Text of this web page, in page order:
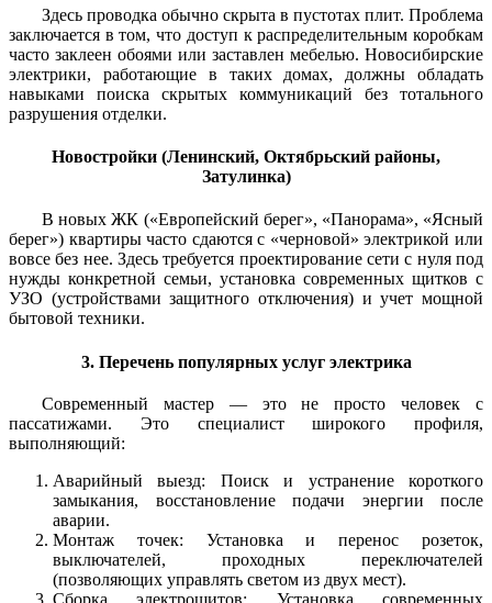
Здесь проводка обычно скрыта в пустотах плит. Проблема
заключается в том, что доступ к распределительным коробкам
часто заклеен обоями или заставлен мебелью. Новосибирские
электрики, работающие в таких домах, должны обладать
навыками поиска скрытых коммуникаций без тотального
разрушения отделки.
Новостройки (Ленинский, Октябрьский районы,
Затулинка)
В новых ЖК («Европейский берег», «Панорама», «Ясный
берег») квартиры часто сдаются с «черновой» электрикой или
вовсе без нее. Здесь требуется проектирование сети с нуля под
нужды конкретной семьи, установка современных щитков с
УЗО (устройствами защитного отключения) и учет мощной
бытовой техники.
3. Перечень популярных услуг электрика
Современный мастер — это не просто человек с
пассатижами. Это специалист широкого профиля,
выполняющий:
Аварийный выезд: Поиск и устранение короткого
замыкания, восстановление подачи энергии после
аварии.
Монтаж точек: Установка и перенос розеток,
выключателей, проходных переключателей
(позволяющих управлять светом из двух мест).
Сборка электрощитов: Установка современных